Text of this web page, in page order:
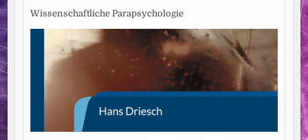
Wissenschaftliche Parapsychologie